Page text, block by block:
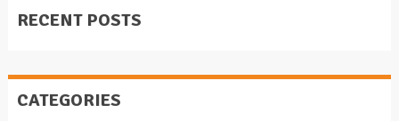
RECENT POSTS
CATEGORIES